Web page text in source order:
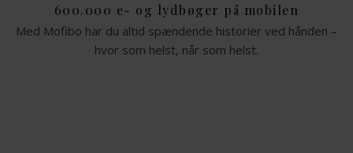
600.000 e- og lydbøger på mobilen
Med Mofibo har du altid spændende historier ved hånden –
hvor som helst, når som helst.